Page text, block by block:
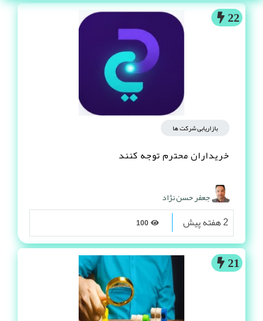
22
بازاریابی شرکت ها
خریداران محترم توجه کنند
جعفر حسن نژاد
2 هفته پیش
21